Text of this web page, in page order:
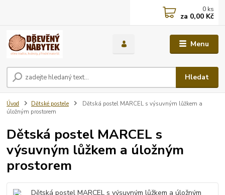
Menu
Hledat
0 ks
za 0,00 Kč
Úvod Dětské postele
Dětská postel MARCEL s výsuvným lůžkem a
úložným prostorem
Dětská postel MARCEL s
výsuvným lůžkem a úložným
prostorem